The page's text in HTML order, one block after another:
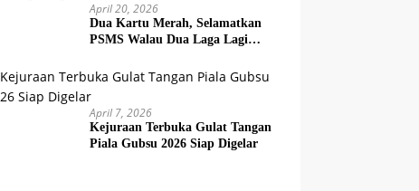
April 20, 2026
Dua Kartu Merah, Selamatkan
PSMS Walau Dua Laga Lagi
April 7, 2026
Kejuraan Terbuka Gulat Tangan
Piala Gubsu 2026 Siap Digelar